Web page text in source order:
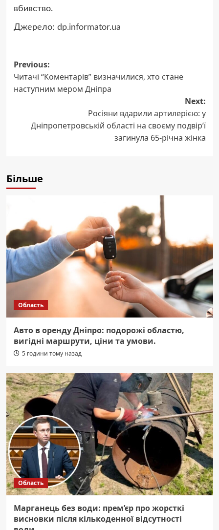
вбивство.
Джерело: dp.informator.ua
Post
navigation
Previous:
Читачі “Коментарів” визначилися, хто стане
наступним мером Дніпра
Next:
Росіяни вдарили артилерією: у
Дніпропетровській області на своєму подвірʼї
загинула 65-річна жінка
Більше
Область
Авто в оренду Дніпро: подорожі областю,
вигідні маршрути, ціни та умови.
5 години тому назад
Область
Марганець без води: прем’єр про жорсткі
висновки після кількоденної відсутності